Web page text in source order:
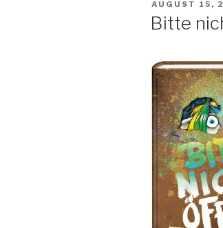
AUGUST 15,
Bitte